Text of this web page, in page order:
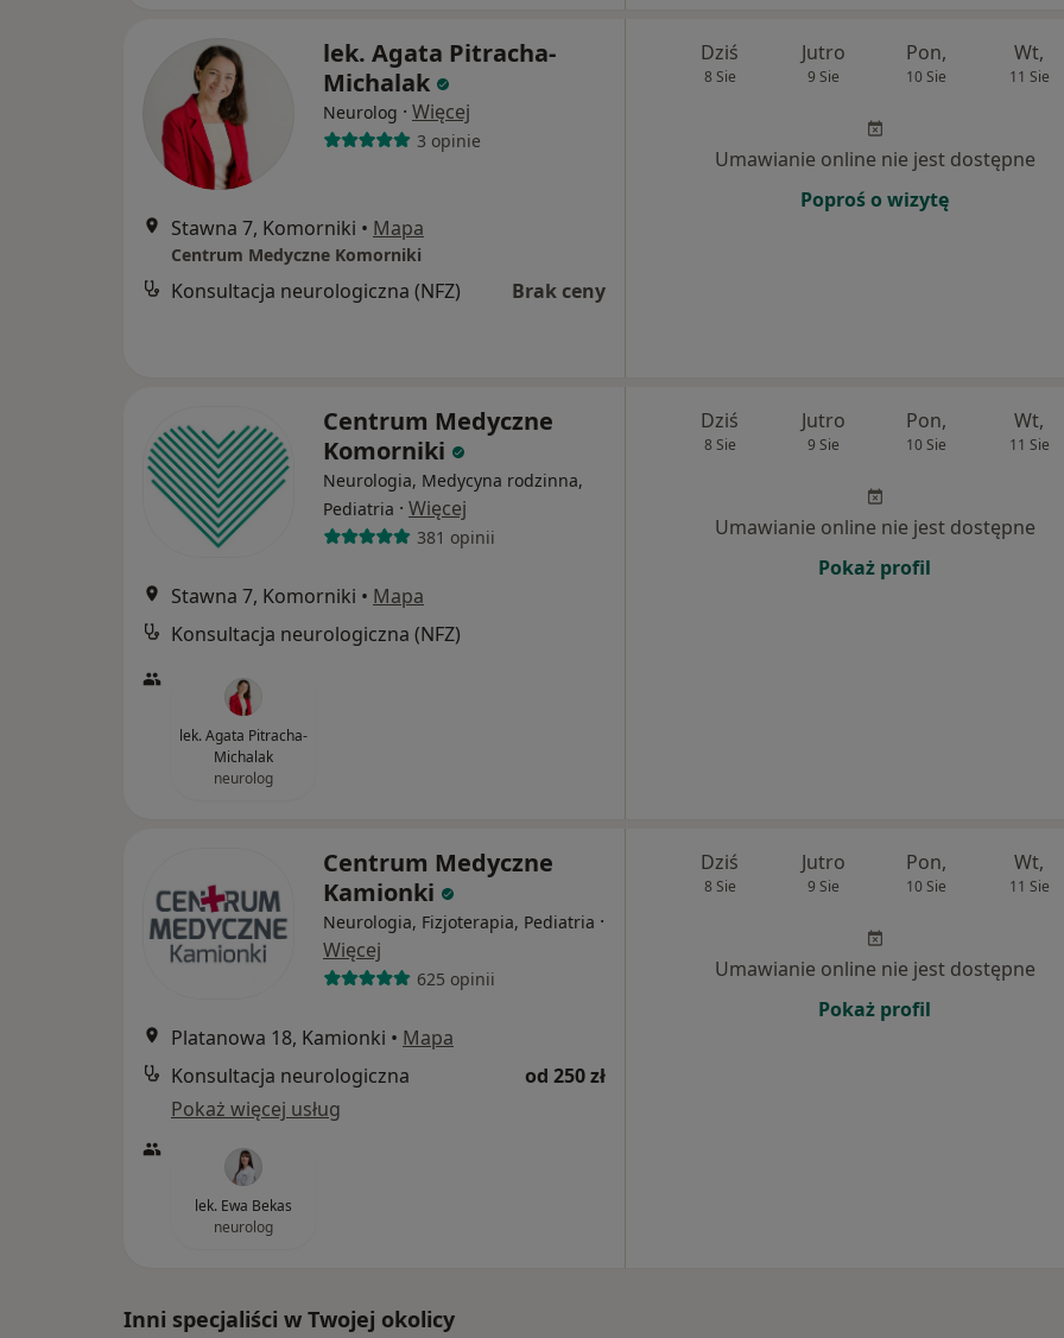
lek. Agata Pitracha-
Michalak
Neurolog · Więcej
3 opinie
Stawna 7, Komorniki • Mapa
Centrum Medyczne Komorniki
Konsultacja neurologiczna (NFZ) Brak ceny
Dziś
8 Sie
Jutro
9 Sie
Pon,
10 Sie
Wt,
11 Sie
Umawianie online nie jest dostępne
Poproś o wizytę
Centrum Medyczne
Komorniki
Neurologia, Medycyna rodzinna,
Pediatria · Więcej
381 opinii
Stawna 7, Komorniki • Mapa
Konsultacja neurologiczna (NFZ)
lek. Agata Pitracha-
Michalak
neurolog
Dziś
8 Sie
Jutro
9 Sie
Pon,
10 Sie
Wt,
11 Sie
Umawianie online nie jest dostępne
Pokaż profil
Centrum Medyczne
Kamionki
Neurologia, Fizjoterapia, Pediatria ·
Więcej
625 opinii
Platanowa 18, Kamionki • Mapa
Konsultacja neurologiczna
od 250 zł
Pokaż więcej usług
lek. Ewa Bekas
neurolog
Dziś
8 Sie
Jutro
9 Sie
Pon,
10 Sie
Wt,
11 Sie
Umawianie online nie jest dostępne
Pokaż profil
Inni specjaliści w Twojej okolicy